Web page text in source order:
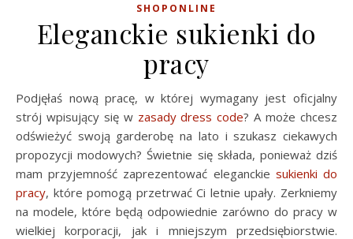
SHOPONLINE
Eleganckie sukienki do
pracy
Podjęłaś nową pracę, w której wymagany jest oficjalny
strój wpisujący się w zasady dress code? A może chcesz
odświeżyć swoją garderobę na lato i szukasz ciekawych
propozycji modowych? Świetnie się składa, ponieważ dziś
mam przyjemność zaprezentować eleganckie sukienki do
pracy, które pomogą przetrwać Ci letnie upały. Zerkniemy
na modele, które będą odpowiednie zarówno do pracy w
wielkiej korporacji, jak i mniejszym przedsiębiorstwie.